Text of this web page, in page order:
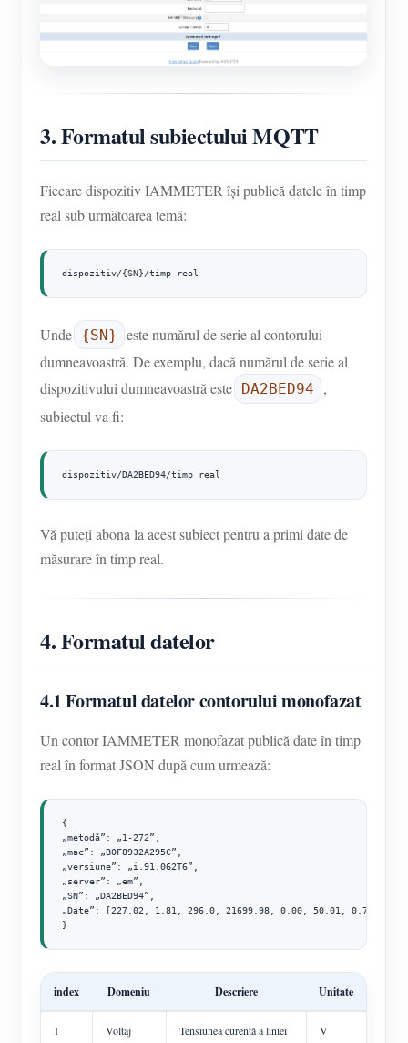
3. Formatul subiectului MQTT
Fiecare dispozitiv IAMMETER își publică datele în timp
real sub următoarea temă:
dispozitiv/{SN}/timp real
Unde {SN}
este numărul de serie al contorului
dumneavoastră. De exemplu, dacă numărul de serie al
dispozitivului dumneavoastră este
DA2BED94
,
subiectul va fi:
dispozitiv/DA2BED94/timp real
Vă puteți abona la acest subiect pentru a primi date de
măsurare în timp real.
4. Formatul datelor
4.1 Formatul datelor contorului monofazat
Un contor IAMMETER monofazat publică date în timp
real în format JSON după cum urmează:
{
„metodă”: „1-272”,
„mac”: „B0F8932A295C”,
„versiune”: „i.91.062T6”,
„server”: „em”,
„SN”: „DA2BED94”,
„Date”: [227.02, 1.81, 296.0, 21699.98, 0.00, 50.01, 0.72]
}
index Domeniu Descriere Unitate
1 Voltaj Tensiunea curentă a liniei V